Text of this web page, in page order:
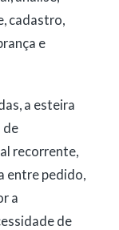
cadastro,
e
a esteira
de
recorrente,
entre pedido,
a
de